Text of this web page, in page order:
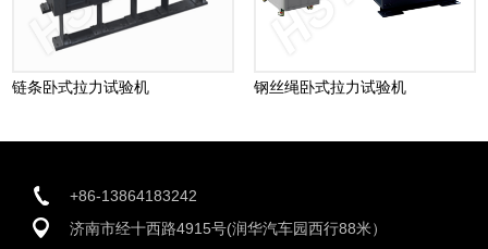
链条卧式拉力试验机 钢丝绳卧式拉力试验机
+86-13864183242
济南市经十西路4915号(润华汽车园西行88米）